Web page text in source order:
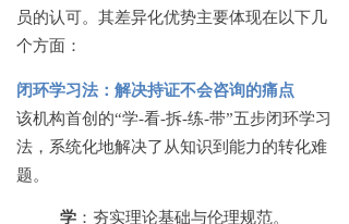
员的认可。其差异化优势主要体现在以下几
个方面：
闭环学习法：解决持证不会咨询的痛点
该机构首创的“学-看-拆-练-带”五步闭环学习
法，系统化地解决了从知识到能力的转化难
题。
学 ：夯实理论基础与伦理规范。